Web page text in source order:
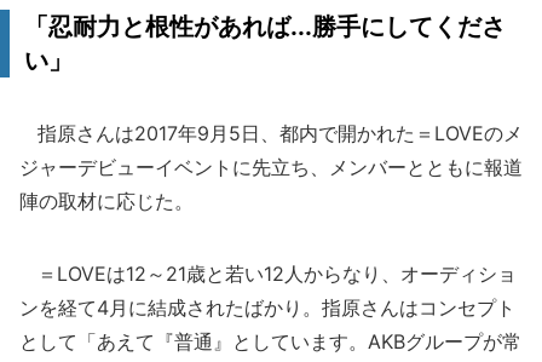
「忍耐力と根性があれば...勝手にしてくださ
い」
指原さんは2017年9月5日、都内で開かれた＝LOVEのメ
ジャーデビューイベントに先立ち、メンバーとともに報道
陣の取材に応じた。
＝LOVEは12～21歳と若い12人からなり、オーディショ
ンを経て4月に結成されたばかり。指原さんはコンセプト
として「あえて『普通』としています。AKBグループが常